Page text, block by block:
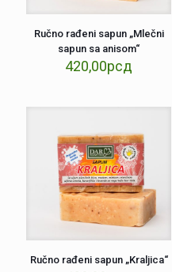
Ručno rađeni sapun „Mlečni
sapun sa anisom“
420,00рсд
Ručno rađeni sapun „Kraljica“